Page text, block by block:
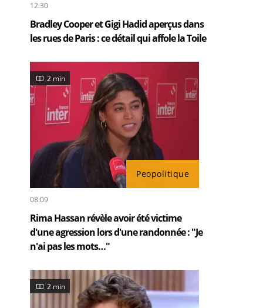
12:30
Bradley Cooper et Gigi Hadid aperçus dans
les rues de Paris : ce détail qui affole la Toile
Peopolitique
2 min
08:09
Rima Hassan révèle avoir été victime
d'une agression lors d'une randonnée : "Je
n'ai pas les mots…"
2 min